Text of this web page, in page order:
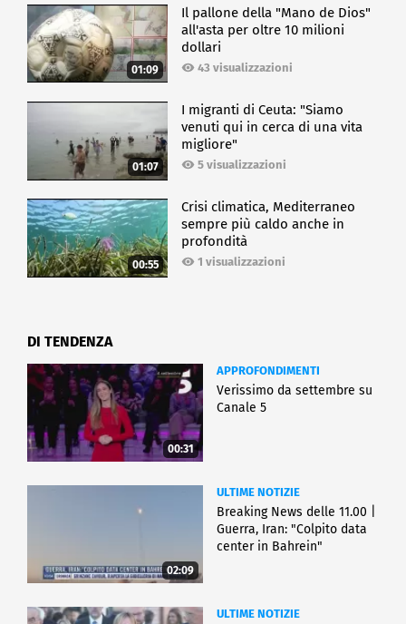
01:09
Il pallone della "Mano de Dios"
all'asta per oltre 10 milioni
dollari
43 visualizzazioni
01:07
I migranti di Ceuta: "Siamo
venuti qui in cerca di una vita
migliore"
5 visualizzazioni
00:55
Crisi climatica, Mediterraneo
sempre più caldo anche in
profondità
1 visualizzazioni
DI TENDENZA
00:31
APPROFONDIMENTI
Verissimo da settembre su
Canale 5
02:09
ULTIME NOTIZIE
Breaking News delle 11.00 |
Guerra, Iran: "Colpito data
center in Bahrein"
ULTIME NOTIZIE